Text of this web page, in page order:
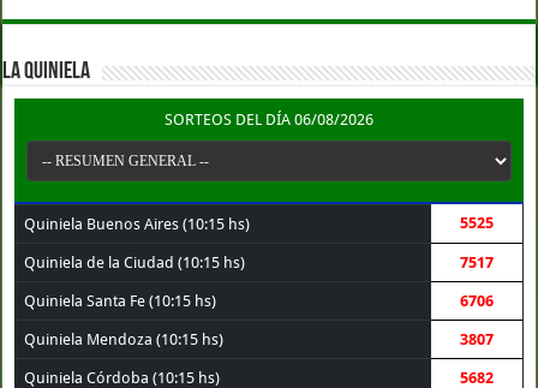
LA QUINIELA
SORTEOS DEL DÍA 06/08/2026
Quiniela Buenos Aires (10:15 hs) 5525
Quiniela de la Ciudad (10:15 hs) 7517
Quiniela Santa Fe (10:15 hs) 6706
Quiniela Mendoza (10:15 hs) 3807
Quiniela Córdoba (10:15 hs) 5682